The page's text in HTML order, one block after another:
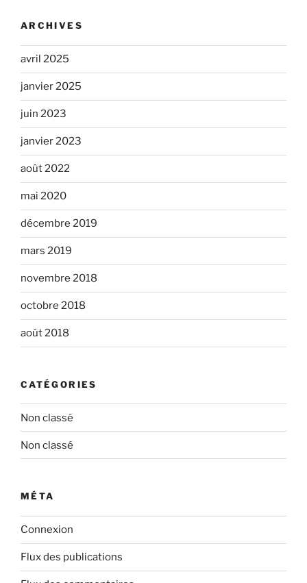
ARCHIVES
avril 2025
janvier 2025
juin 2023
janvier 2023
août 2022
mai 2020
décembre 2019
mars 2019
novembre 2018
octobre 2018
août 2018
CATÉGORIES
Non classé
Non classé
MÉTA
Connexion
Flux des publications